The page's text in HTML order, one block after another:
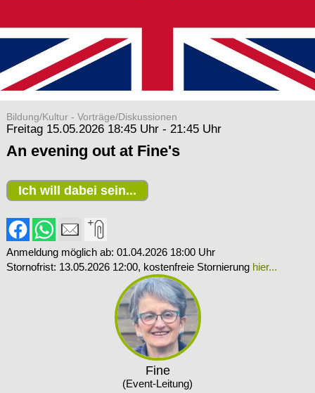
Bildung/Kultur - Vorträge/Diskussionen
Freitag 15.05.2026 18:45 Uhr - 21:45 Uhr
An evening out at Fine's
Fine
(Event-Leitung)
Ich will dabei sein...
Anmeldung möglich ab: 01.04.2026 18:00 Uhr
Stornofrist: 13.05.2026 12:00, kostenfreie Stornierung hier...